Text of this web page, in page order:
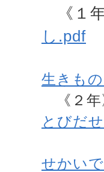
《１
し.pdf
生きも
《２
とびだ
せかい